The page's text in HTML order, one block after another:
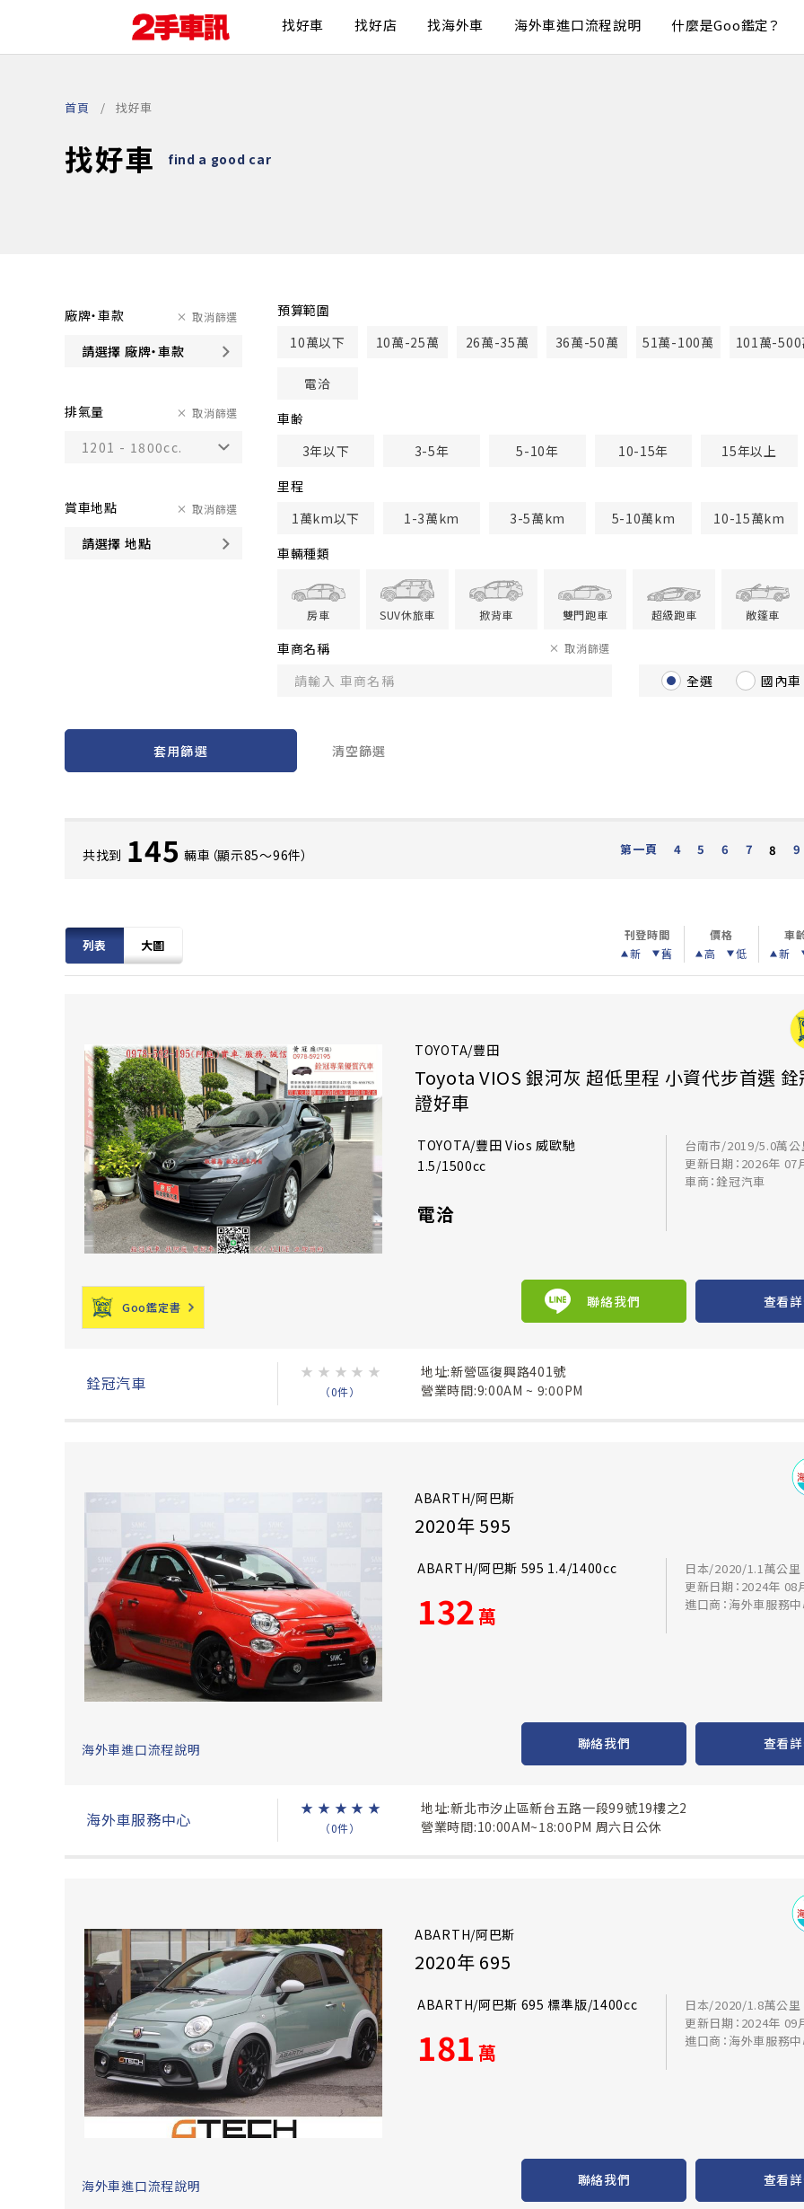
找好車 找好店 找海外車 海外車進口流程說明 什麼是Goo鑑定？
首頁 找好車
找好車 find a good car
廠牌・車款
請選擇 廠牌・車款
取消篩選
排氣量 取消篩選
賞車地點
請選擇 地點
取消篩選
預算範圍
10萬以下
10萬-25萬 26萬-35萬 36萬-50萬 51萬-100萬 101萬-500
電洽
車齢
3年以下
3-5年 5-10年 10-15年
15年以上
里程
1萬km以下
1-3萬km 3-5萬km 5-10萬km
10-15萬km
車輛種類
房車 SUV休旅車 掀背車 雙門跑車 超級跑車 敞篷車
車商名稱 取消篩選
全選 國內車
套用篩選 清空篩選
共找到 145 輛車（顯示85〜96件） 第一頁 4 5 6 7 8 9
列表 大圖
刊登時間
新
舊
價格
高
低
車
新
TOYOTA/豐田
Toyota VIOS 銀河灰 超低里程 小資代步首選
證好車
TOYOTA/豐田 Vios 威歐馳
1.5/1500cc
電洽
台南市/2019/5.0萬公
更新日期：2026年 07
車商：銓冠汽車
Goo鑑定書 聯絡我們 查看
銓冠汽車
★ ★ ★ ★ ★
（0件）
地址:新營區復興路401號
營業時間:9:00AM ~ 9:00PM
ABARTH/阿巴斯
2020年 595
ABARTH/阿巴斯 595 1.4/1400cc
132萬
日本/2020/1.1萬公里
更新日期：2024年 08
進口商：海外車服務
海外車進口流程說明 聯絡我們 查看
海外車服務中心
★ ★ ★ ★ ★
（0件）
地址:新北市汐止區新台五路一段99號19樓之2
營業時間:10:00AM~18:00PM 周六日公休
ABARTH/阿巴斯
2020年 695
ABARTH/阿巴斯 695 標準版/1400cc
181 萬
日本/2020/1.8萬公里
更新日期：2024年 09
進口商：海外車服務
海外車進口流程說明 聯絡我們 查看